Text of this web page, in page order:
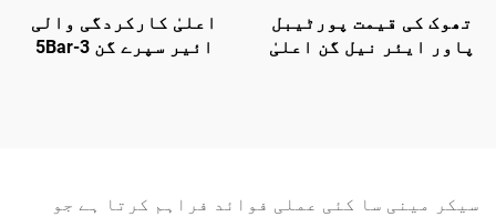
تھوک کی قیمت پورٹیبل
پاور ایئر نیل گن اعلیٰ
اعلیٰ کارکردگی والی
ائیر سپرے گن 3-5Bar
سیکر مینی سا کئی عملی فوائد فراہم کرتا ہے جو